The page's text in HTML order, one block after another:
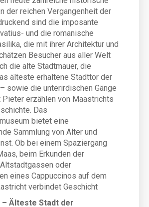
der reichen Vergangenheit der
sind die imposante
und die romanische
die mit ihrer Architektur und
Besucher aus aller Welt
die alte Stadtmauer, die
älteste erhaltene Stadttor der
sowie die unterirdischen Gänge
Pieter erzählen von Maastrichts
Das
bietet eine
Sammlung von Alter und
Ob bei einem Spaziergang
beim Erkunden der
oder
eines Cappuccinos auf dem
verbindet Geschicht
– Älteste Stadt der